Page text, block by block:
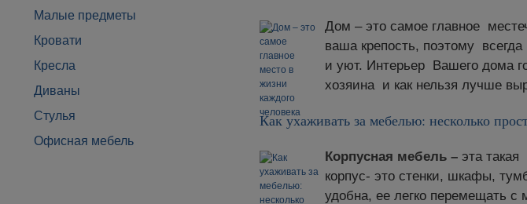
Малые предметы
Кровати
Кресла
Диваны
Стулья
Офисная мебель
Дом – это самое главное
ваша крепость, поэтому
и уют. Интерьер Вашего дома
хозяина и как нельзя лучше
Как ухаживать за мебелью: несколько
Корпусная мебель – эта такая
корпус- это стенки, шкафы,
удобна, ее легко перемещать с